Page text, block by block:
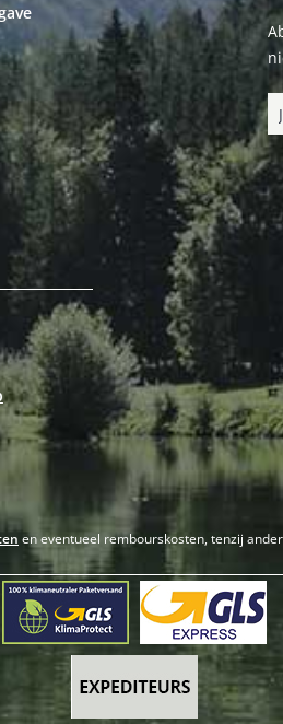
en eventueel rembourskosten, tenzij